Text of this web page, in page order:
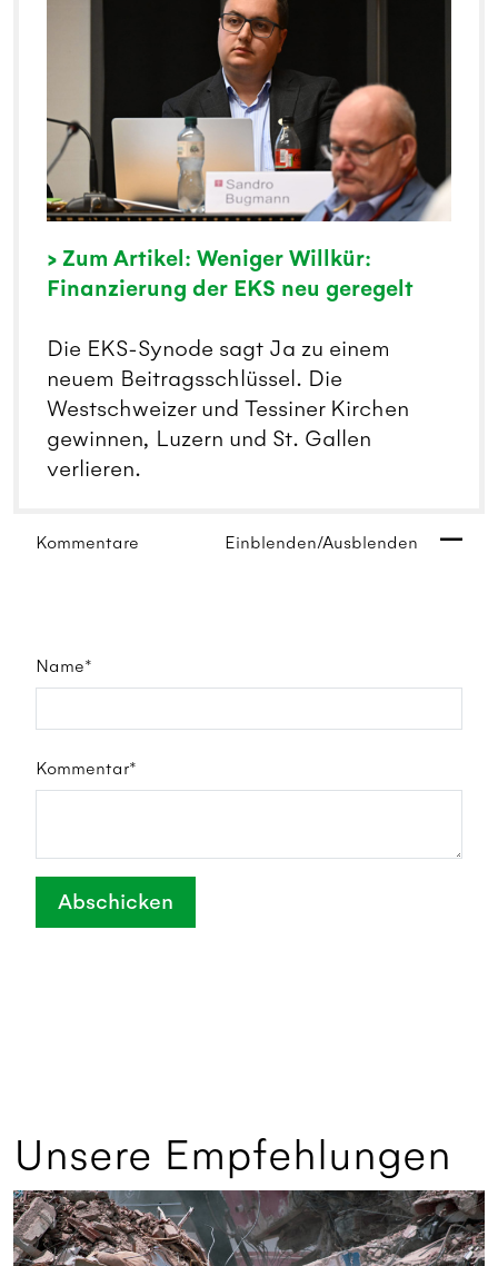
> Zum Artikel: Weniger Willkür:
Finanzierung der EKS neu geregelt
Die EKS-Synode sagt Ja zu einem
neuem Beitragsschlüssel. Die
Westschweizer und Tessiner Kirchen
gewinnen, Luzern und St. Gallen
verlieren.
Kommentare Einblenden/Ausblenden
Name*
Kommentar*
Abschicken
Unsere Empfehlungen